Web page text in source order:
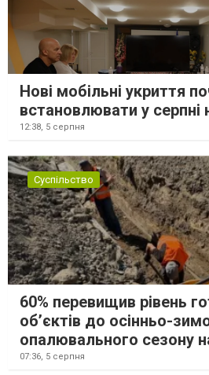
Нові мобільні укриття
встановлювати у серпні
12:38, 5 серпня
Суспільство
60% перевищив рівень
об’єктів до осінньо-
опалювального сезону
07:36, 5 серпня